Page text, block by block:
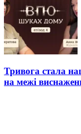
Тривога стала
на межі